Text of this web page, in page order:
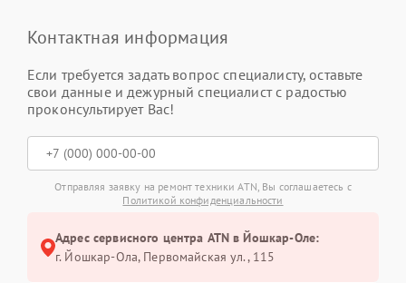
Контактная информация
Если требуется задать вопрос специалисту, оставьте
свои данные и дежурный специалист с радостью
проконсультирует Вас!
Отправляя заявку на ремонт техники ATN, Вы соглашаетесь с
Политикой конфиденциальности
Адрес сервисного центра ATN в Йошкар-Оле:
г. Йошкар-Ола, Первомайская ул., 115